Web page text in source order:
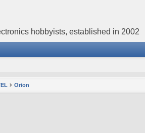
hobbyists, established in 2002
Orion